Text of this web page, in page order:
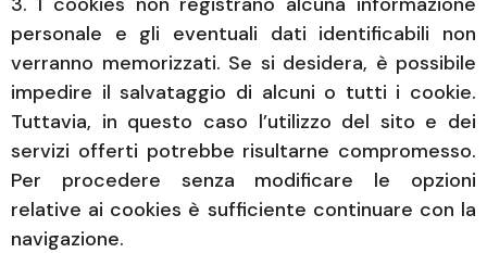
personale e gli eventuali dati identificabili non
verranno memorizzati. Se si desidera, è possibile
impedire il salvataggio di alcuni o tutti i cookie.
Tuttavia, in questo caso l’utilizzo del sito e dei
servizi offerti potrebbe risultarne compromesso.
Per procedere senza modificare le opzioni
relative ai cookies è sufficiente continuare con la
navigazione.